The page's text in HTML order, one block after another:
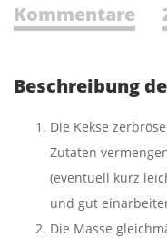
Kommentare
Beschreibung
Die Kekse
Zutaten
(eventuell kurz
und gut
Die Masse